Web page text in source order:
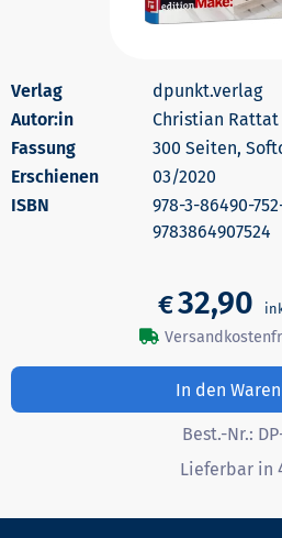
dpunkt.verlag
Autor:in
Christian Rattat
300 Seiten,
Erschienen
03/2020
978-3-86490-
9783864907524
€32,90
In den
Best.-Nr.:
Lieferbar in